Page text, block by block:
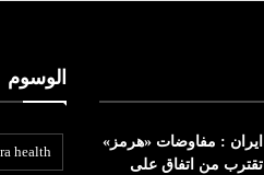
ايران : مفاوضات «هرمز»
تقترب من اتفاق على
الوسوم
health